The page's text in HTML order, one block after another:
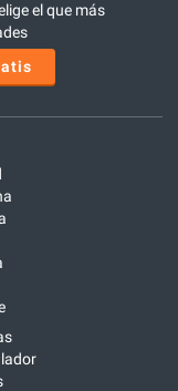
el que más